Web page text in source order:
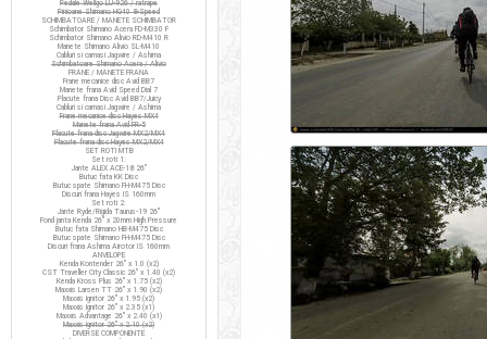
Pedale Wellgo LU-926 / ratrape
Pinioane Shimano HG40 8-Speed
SCHIMBATOARE / MANETE SCHIMBATOR
Schimbator Shimano Acera FD-M330 F
Schimbator Shimano Alivio RD-M410 R
Manete Shimano Alivio SL-M410
Cabluri si camasi Jagwire / Ashima
Schimbatoare Shimano Acera / Alivio
FRANE / MANETE FRANA
Frane mecanice disc Avid BB7
Manete frana Avid Speed Dial 7
Placute frana Disc Avid BB7/Juicy
Cabluri si camasi Jagwire / Ashima
Frane mecanice disc Hayes MX4
Manete frana Avid FR-5
Placute frana disc Jagwire MX2/MX4
Placute frana disc Hayes MX2/MX4
SET ROTI MTB
Set roti 1:
Jante ALEX ACE-18 26"
Butuc fata KK Disc
Butuc spate Shimano FH-M475 Disc
Discuri frana Hayes IS 160mm
Set roti 2:
Jante Ryde/Rigida Taurus-19 26"
Fond janta Kenda 26" x 20mm High Pressure
Butuc fata Shimano HB-M475 Disc
Butuc spate Shimano FH-M475 Disc
Discuri frana Ashima Airotor IS 160mm
ANVELOPE
Kenda Kontender 26" x 1.0 (x2)
CST Traveller City Classic 26" x 1.40 (x2)
Kenda Kross Plus 26" x 1.75 (x2)
Maxxis Larsen TT 26" x 1.90 (x2)
Maxxis Ignitor 26" x 1.95 (x2)
Maxxis Ignitor 26" x 2.35 (x1)
Maxxis Advantage 26" x 2.40 (x1)
Maxxis Ignitor 26" x 2.10 (x2)
DIVERSE COMPONENTE